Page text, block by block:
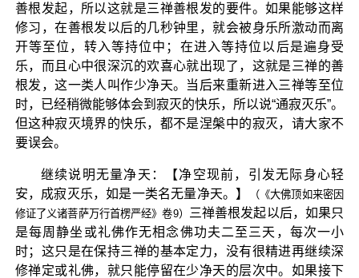
善根发起，所以这就是三禅善根发的要件。如果能够这样
修习，在善根发以后的几秒钟里，就会被身乐所激动而离
开等至位，转入等持位中；在进入等持位以后是遍身受
乐，而且心中很深沉的欢喜心就出现了，这就是三禅的善
根发，这一类人叫作少净天。当后来重新进入三禅等至位
时，已经稍微能够体会到寂灭的快乐，所以说“通寂灭乐”。
但这种寂灭境界的快乐，都不是涅槃中的寂灭，请大家不
要误会。
继续说明无量净天：【净空现前，引发无际身心轻
安，成寂灭乐，如是一类名无量净天。】
（《大佛顶如来密因
修证了义诸菩萨万行首楞严经》卷9）
三禅善根发起以后，如果只
是每周静坐或礼佛作无相念佛功夫二至三天，每次一小
时；这只是在保持三禅的基本定力，没有很精进再继续深
修禅定或礼佛，就只能停留在少净天的层次中。如果接下